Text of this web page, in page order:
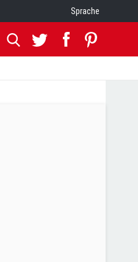
Sprache